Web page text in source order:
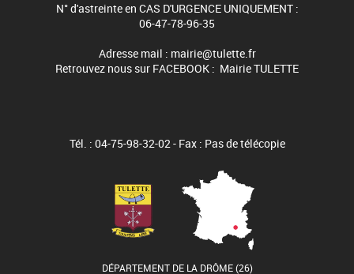
N° d'astreinte en CAS D'URGENCE UNIQUEMENT :
06-47-78-96-35
Adresse mail : mairie@tulette.fr
Retrouvez nous sur FACEBOOK : Mairie TULETTE
Tél. : 04-75-98-32-02 - Fax : Pas de télécopie
DÉPARTEMENT DE LA DRÔME (26)